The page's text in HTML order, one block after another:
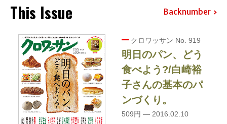
This Issue Backnumber
クロワッサン No. 919
明日のパン、どう
食べよう?/白崎裕
子さんの基本のパ
ンづくり。
509円 — 2016.02.10